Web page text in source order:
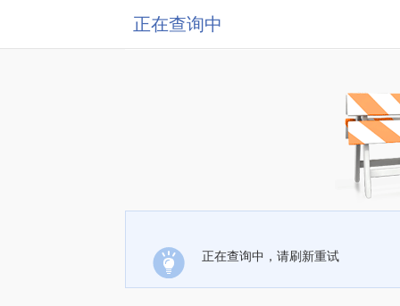
正在查询中
正在查询中，请刷新重试